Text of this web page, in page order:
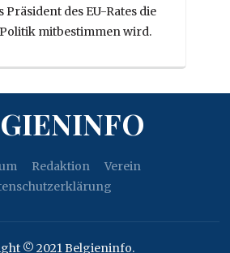
Präsident des EU-Rates die
mitbestimmen wird.
Redaktion
Verein
© 2021 Belgieninfo.